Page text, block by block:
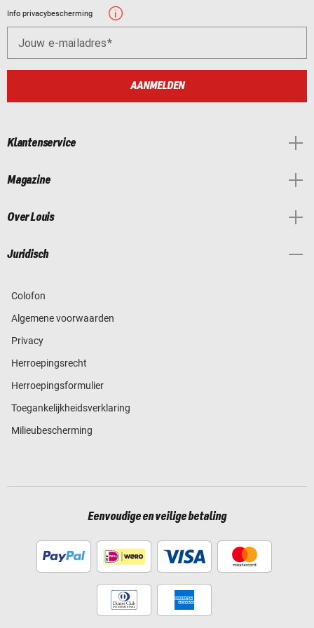
Info privacybescherming
Jouw e-mailadres
AANMELDEN
Klantenservice
Magazine
Over Louis
Juridisch
Colofon
Algemene voorwaarden
Privacy
Herroepingsrecht
Herroepingsformulier
Toegankelijkheidsverklaring
Milieubescherming
Eenvoudige en veilige betaling